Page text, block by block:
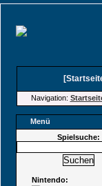
[
Navigation:
Menü
Spielsuche:
Nintendo: